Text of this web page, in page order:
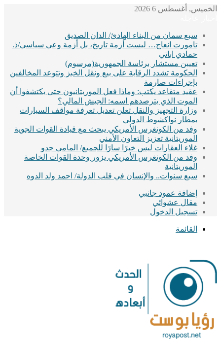
أزمة وعي سياسي/ذ.
وتتوعد المخالفين
حتى يكتشفوا أن
مواقف السيارات
القوات الجوية
جدو
القوات الخاصة
ولد الدوه